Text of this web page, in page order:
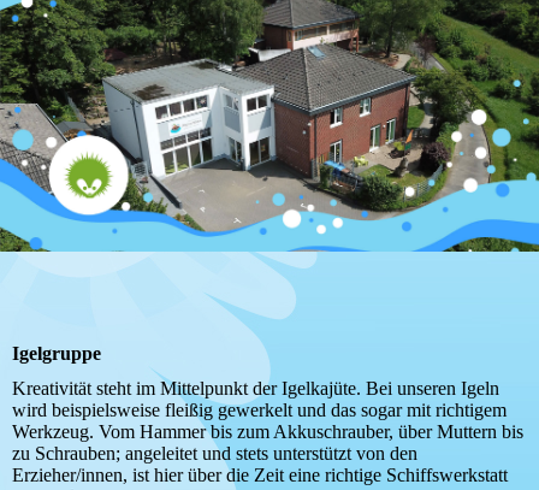
Igelgruppe
Kreativität steht im Mittelpunkt der Igelkajüte. Bei unseren Igeln
wird beispielsweise fleißig gewerkelt und das sogar mit richtigem
Werkzeug. Vom Hammer bis zum Akkuschrauber, über Muttern bis
zu Schrauben; angeleitet und stets unterstützt von den
Erzieher/innen, ist hier über die Zeit eine richtige Schiffswerkstatt